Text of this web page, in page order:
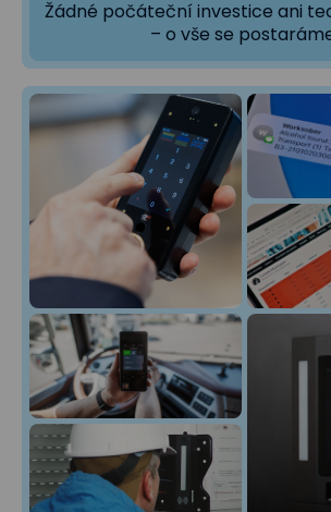
Žádné počáteční investice ani
– o vše se